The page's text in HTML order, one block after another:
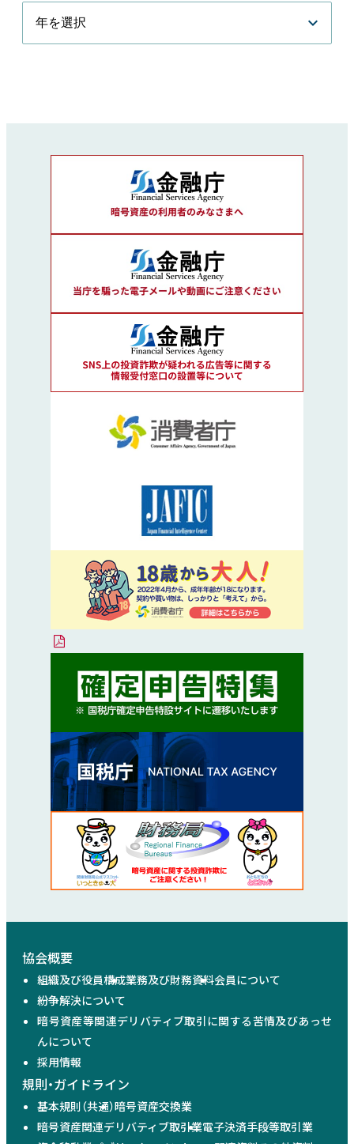
協会概要
組織及び役員構成業務及び財務資料会員について
紛争解決について
暗号資産等関連デリバティブ取引に関する苦情及びあっせ
んについて
採用情報
規則・ガイドライン
基本規則（共通）暗号資産交換業
暗号資産関連デリバティブ取引業電子決済手段等取引業